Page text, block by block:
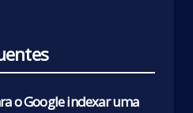
o Google indexar uma